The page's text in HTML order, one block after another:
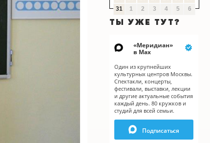
31
1 2 3 4 5 6
ТЫ УЖЕ ТУТ?
«Меридиан»
в Мах
Один из крупнейших
культурных центров Москвы.
Спектакли, концерты,
фестивали, выставки, лекции
и другие актуальные события
каждый день. 80 кружков и
студий для всей семьи.
Подписаться